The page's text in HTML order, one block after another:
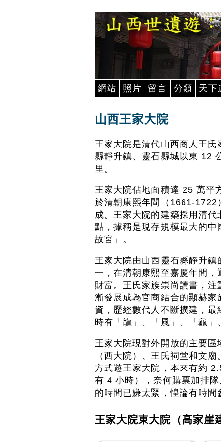
網站 照片 留言 分類 天下
山西王家大院
王家大院是清代山西商人王
縣靜升鎮、靈石縣城以東 12
里。
王家大院佔地面積達 25 萬平
於清朝康熙年間（1661-
成。王家大院的建築採用清
點，據稱是現存規模最大的
故宮」。
王家大院由山西靈石縣靜升
一，在清朝康熙至嘉慶年間
財富。王氏家族崇尚讀書，
漸發展成為官商結合的顯赫
資，歷經數代人不斷擴建，
時有「龍」、「風」、「龜
王家大院現對外開放的主要
（西大院）、王氏祠堂和文廟
方式遊王家大院，本來有約
有 4 小時），奈何購票加排
的時間已嫌太緊，惶論有時間
王家大院東大院（高家崖